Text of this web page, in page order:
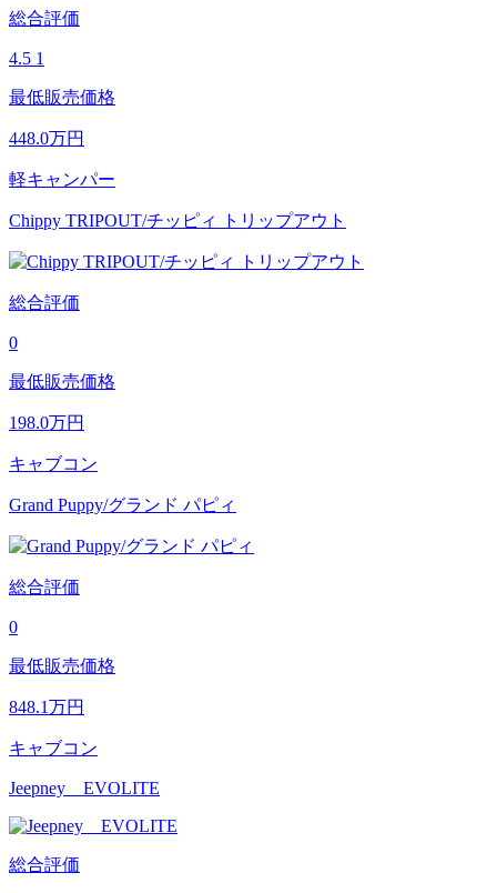
総合評価
4.5 1
最低販売価格
448.0万円
軽キャンパー
Chippy TRIPOUT/チッピィ トリップアウト
総合評価
0
最低販売価格
198.0万円
キャブコン
Grand Puppy/グランド パピィ
総合評価
0
最低販売価格
848.1万円
キャブコン
Jeepney EVOLITE
総合評価